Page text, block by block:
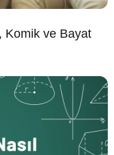
Komik ve Bayat